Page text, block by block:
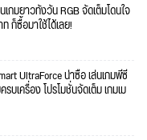
กมยาวทั้งวัน RGB จัดเต็มโดนใจ
ก็ซื้อมาใช้ได้เลย!
UltraForce น่าซื้อ เล่นเกมพีซี
บเครื่อง โปรโมชั่นจัดเต็ม เกมเม